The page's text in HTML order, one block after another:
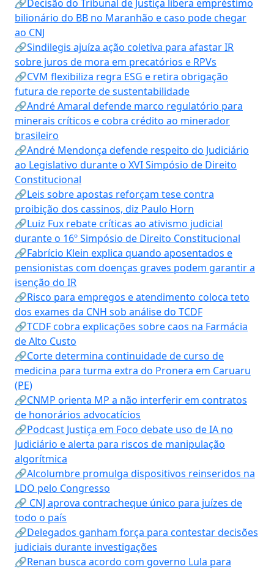
🔗Decisão do Tribunal de Justiça libera empréstimo
bilionário do BB no Maranhão e caso pode chegar
ao CNJ
🔗Sindilegis ajuíza ação coletiva para afastar IR
sobre juros de mora em precatórios e RPVs
🔗CVM flexibiliza regra ESG e retira obrigação
futura de reporte de sustentabilidade
🔗André Amaral defende marco regulatório para
minerais críticos e cobra crédito ao minerador
brasileiro
🔗André Mendonça defende respeito do Judiciário
ao Legislativo durante o XVI Simpósio de Direito
Constitucional
🔗Leis sobre apostas reforçam tese contra
proibição dos cassinos, diz Paulo Horn
🔗Luiz Fux rebate críticas ao ativismo judicial
durante o 16º Simpósio de Direito Constitucional
🔗Fabrício Klein explica quando aposentados e
pensionistas com doenças graves podem garantir a
isenção do IR
🔗Risco para empregos e atendimento coloca teto
dos exames da CNH sob análise do TCDF
🔗TCDF cobra explicações sobre caos na Farmácia
de Alto Custo
🔗Corte determina continuidade de curso de
medicina para turma extra do Pronera em Caruaru
(PE)
🔗CNMP orienta MP a não interferir em contratos
de honorários advocatícios
🔗Podcast Justiça em Foco debate uso de IA no
Judiciário e alerta para riscos de manipulação
algorítmica
🔗Alcolumbre promulga dispositivos reinseridos na
LDO pelo Congresso
🔗 CNJ aprova contracheque único para juízes de
todo o país
🔗Delegados ganham força para contestar decisões
judiciais durante investigações
🔗Renan busca acordo com governo Lula para